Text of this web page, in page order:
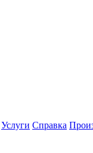
Услуги Справка